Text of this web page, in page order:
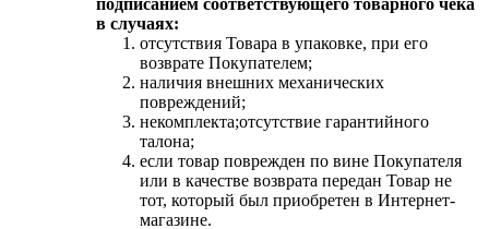
в случаях:
отсутствия Товара в упаковке, при его
возврате Покупателем;
наличия внешних механических
повреждений;
некомплекта;отсутствие гарантийного
талона;
если товар поврежден по вине Покупателя
или в качестве возврата передан Товар не
тот, который был приобретен в Интернет-
магазине.